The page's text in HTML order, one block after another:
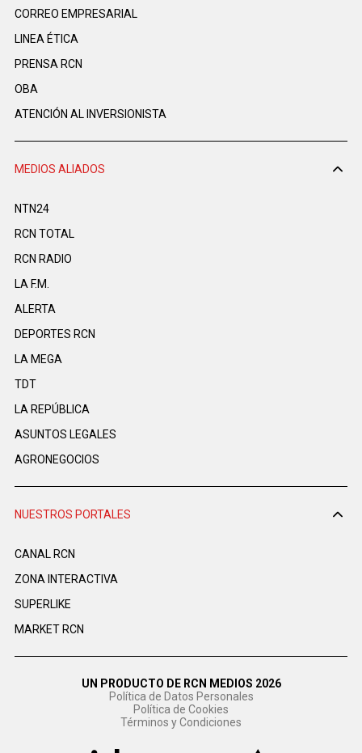
CORREO EMPRESARIAL
LINEA ÉTICA
PRENSA RCN
OBA
ATENCIÓN AL INVERSIONISTA
MEDIOS ALIADOS
NTN24
RCN TOTAL
RCN RADIO
LA F.M.
ALERTA
DEPORTES RCN
LA MEGA
TDT
LA REPÚBLICA
ASUNTOS LEGALES
AGRONEGOCIOS
NUESTROS PORTALES
CANAL RCN
ZONA INTERACTIVA
SUPERLIKE
MARKET RCN
UN PRODUCTO DE RCN MEDIOS 2026
Política de Datos Personales
Política de Cookies
Términos y Condiciones